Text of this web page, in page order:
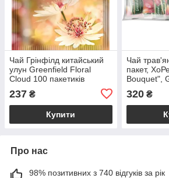
Чай Грінфілд китайський
улун Greenfield Floral
Cloud 100 пакетиків
237 ₴
Купити
Чай
пакет,
Bouquet",
320₴
Про нас
98% позитивних з 740 відгуків за рік